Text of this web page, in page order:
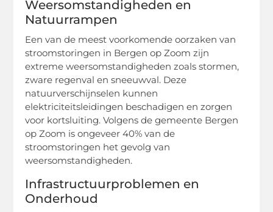
Weersomstandigheden en
Natuurrampen
Een van de meest voorkomende oorzaken van
stroomstoringen in Bergen op Zoom zijn
extreme weersomstandigheden zoals stormen,
zware regenval en sneeuwval. Deze
natuurverschijnselen kunnen
elektriciteitsleidingen beschadigen en zorgen
voor kortsluiting. Volgens de gemeente Bergen
op Zoom is ongeveer 40% van de
stroomstoringen het gevolg van
weersomstandigheden.
Infrastructuurproblemen en
Onderhoud